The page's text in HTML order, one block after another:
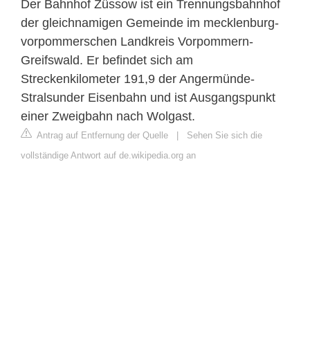
Der Bahnhof Züssow ist ein Trennungsbahnhof
der gleichnamigen Gemeinde im mecklenburg-
vorpommerschen Landkreis Vorpommern-
Greifswald. Er befindet sich am
Streckenkilometer 191,9 der Angermünde-
Stralsunder Eisenbahn und ist Ausgangspunkt
einer Zweigbahn nach Wolgast.
Antrag auf Entfernung der Quelle
Sehen Sie sich die
vollständige Antwort auf de.wikipedia.org an